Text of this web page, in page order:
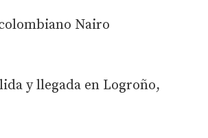
Nairo
y llegada en Logroño,